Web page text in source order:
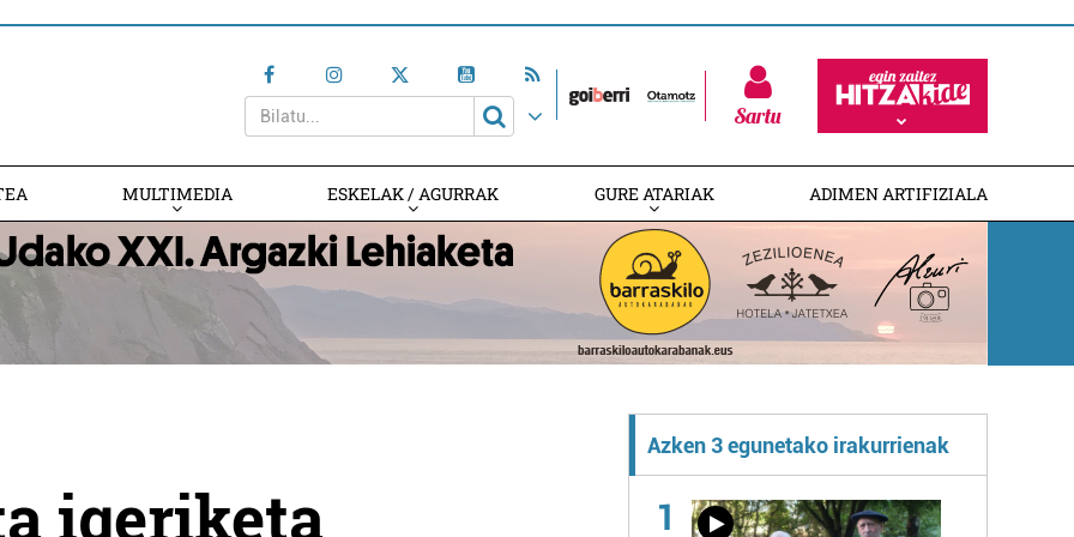
Sartu
MULTIMEDIA ESKELAK / AGURRAK GURE ATARIAK ADIMEN ARTIFIZIALA
igeriketa
Azken 3 egunetako irakurrienak
1